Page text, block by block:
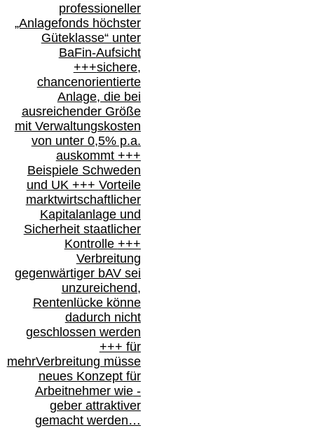
professioneller
„Anlagefonds höchster
Güteklasse“ unter
BaFin-Aufsicht
+++sichere,
chancenorientierte
Anlage, die bei
ausreichender Größe
mit Verwaltungskosten
von unter 0,5% p.a.
auskommt +++
Beispiele Schweden
und UK +++ Vorteile
marktwirtschaftlicher
Kapitalanlage und
Sicherheit staatlicher
Kontrolle +++
Verbreitung
gegenwärtiger bAVsei
unzureichend,
Rentenlücke könne
dadurch nicht
geschlossen werden
+++ für
mehrVerbreitung müsse
neues Konzept für
Arbeitnehmer wie-
geber attraktiver
gemacht werden…